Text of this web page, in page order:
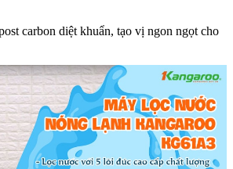
carbon diệt khuẩn, tạo vị ngon ngọt cho